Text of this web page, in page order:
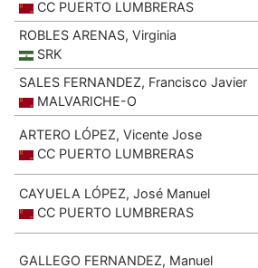
CC PUERTO LUMBRERAS
ROBLES ARENAS, Virginia
SRK
SALES FERNANDEZ, Francisco Javier
MALVARICHE-O
ARTERO LÓPEZ, Vicente Jose
CC PUERTO LUMBRERAS
CAYUELA LÓPEZ, José Manuel
CC PUERTO LUMBRERAS
GALLEGO FERNANDEZ, Manuel